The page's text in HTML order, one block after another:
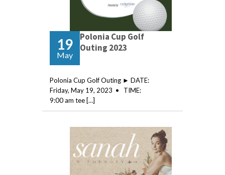
19
May
Polonia Cup Golf
Outing 2023
Polonia Cup Golf Outing ► DATE:
Friday, May 19, 2023 • TIME:
9:00 am tee […]